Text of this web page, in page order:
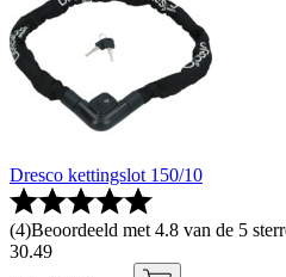
Dresco kettingslot 150/10
(4)Beoordeeld met 4.8 van de 5
30.49